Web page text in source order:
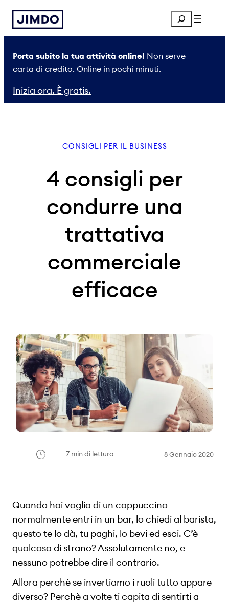
Vai
contenuto
Search
Porta subito la tua attività online! Non serve
carta di credito. Online in pochi minuti.
Inizia ora. È gratis.
CONSIGLI PER IL BUSINESS
4 consigli per
condurre una
trattativa
commerciale
efficace
7 min di lettura 8 Gennaio 2020
Quando hai voglia di un cappuccino
normalmente entri in un bar, lo chiedi al barista,
questo te lo dà, tu paghi, lo bevi ed esci. C’è
qualcosa di strano? Assolutamente no, e
nessuno potrebbe dire il contrario.
Allora perchè se invertiamo i ruoli tutto appare
diverso? Perchè a volte ti capita di sentirti a